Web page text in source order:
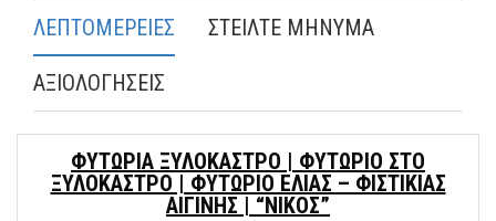
ΛΕΠΤΟΜΕΡΕΙΕΣ ΣΤΕΙΛΤΕ ΜΗΝΥΜΑ
ΑΞΙΟΛΟΓΗΣΕΙΣ
ΦΥΤΩΡΙΑ ΞΥΛΟΚΑΣΤΡΟ | ΦΥΤΩΡΙΟ ΣΤΟ
ΞΥΛΟΚΑΣΤΡΟ | ΦΥΤΩΡΙΟ ΕΛΙΑΣ – ΦΙΣΤΙΚΙΑΣ
ΑΙΓΙΝΗΣ | “ΝΙΚΟΣ”